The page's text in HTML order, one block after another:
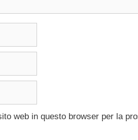
web in questo browser per la